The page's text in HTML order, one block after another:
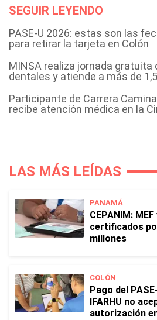
SEGUIR LEYENDO
PASE-U 2026: estas son las
para retirar la tarjeta en Colón
MINSA realiza jornada
dentales y atiende a más de
Participante de Carrera
recibe atención médica en la
LAS MÁS LEÍDAS
PANAMÁ
CEPANIM:
certificados
millones
COLÓN
Pago del
IFARHU no
autorización